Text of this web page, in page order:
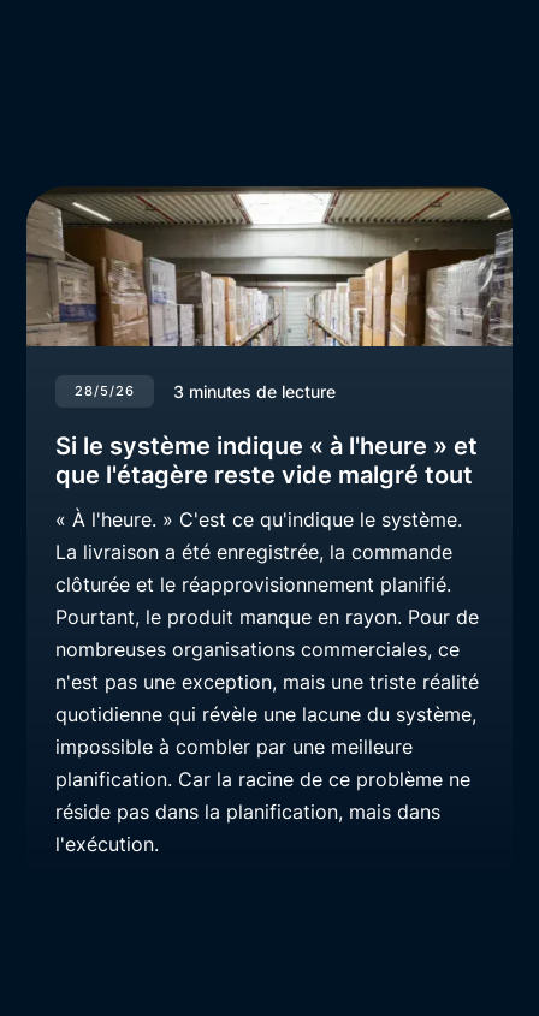
28/5/26 3 minutes de lecture
Si le système indique « à l'heure » et
que l'étagère reste vide malgré tout
« À l'heure. » C'est ce qu'indique le système.
La livraison a été enregistrée, la commande
clôturée et le réapprovisionnement planifié.
Pourtant, le produit manque en rayon. Pour de
nombreuses organisations commerciales, ce
n'est pas une exception, mais une triste réalité
quotidienne qui révèle une lacune du système,
impossible à combler par une meilleure
planification. Car la racine de ce problème ne
réside pas dans la planification, mais dans
l'exécution.